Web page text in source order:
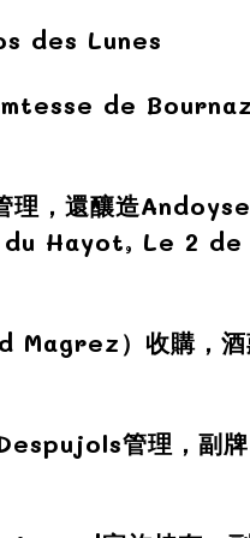
des Lunes
de
，還釀造
Hayot, Le 2 de
Magrez）收購，酒
管理，副